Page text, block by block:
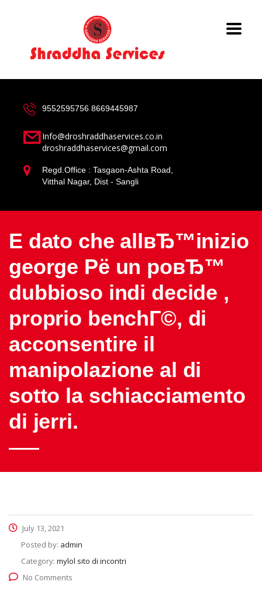
9552595756 8669445987
Info@droshraddhaservices.co.in
droshraddhaservices@gmail.com
Regd.Office : Tasgaon-Ashta Road,
Vitthal Nagar, Dist - Sangli
E dato che allвЂ™inizio
george Рё un poвЂ™
dubbioso indi decide ,
proprio benchГ©, di
acconsentire il
manipolazione al di
sotto la schiacciamento
di jerri.
July 13, 2021
Posted by: admin
Category: mylol sito di incontri
No Comments